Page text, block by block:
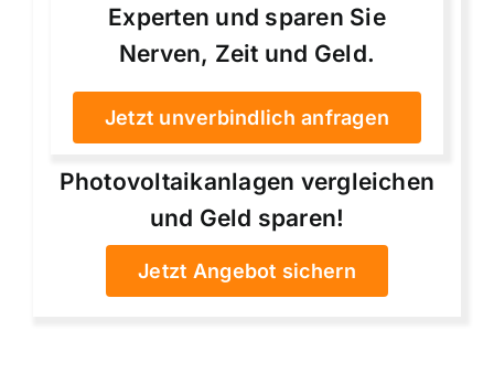
Experten und sparen Sie
Nerven, Zeit und Geld.
Jetzt unverbindlich anfragen
Photovoltaikanlagen vergleichen
und Geld sparen!
Jetzt Angebot sichern